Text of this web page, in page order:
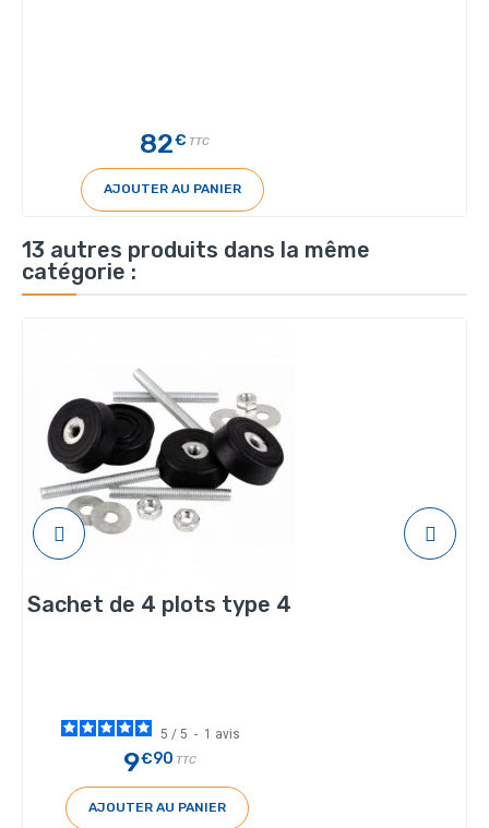
82€ TTC
AJOUTER AU PANIER
13 autres produits dans la même
catégorie :
Sachet de 4 plots type 4
5 / 5 - 1 avis
9€90 TTC
AJOUTER AU PANIER